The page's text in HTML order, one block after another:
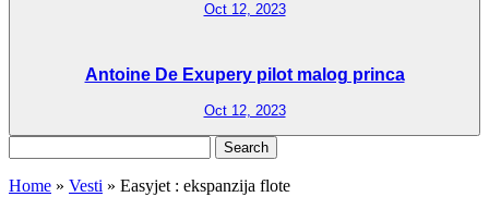
Oct 12, 2023
Antoine De Exupery pilot malog princa
Oct 12, 2023
for:
Home » Vesti » Easyjet : ekspanzija flote